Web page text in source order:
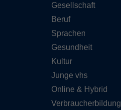
Gesellschaft
Beruf
Sprachen
Gesundheit
Kultur
Junge vhs
Online & Hybrid
Verbraucherbildung